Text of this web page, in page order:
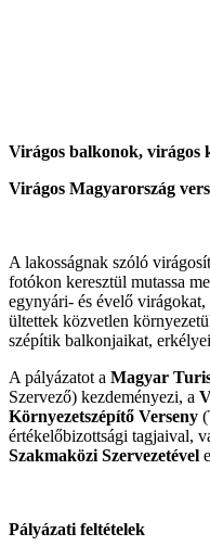
Virágos balkonok, virágos
Virágos Magyarország
A lakosságnak szóló
fotókon keresztül mutassa
egynyári- és évelő
ültettek közvetlen
szépítik balkonjaikat,
A pályázatot a Magyar
Szervező) kezdeményezi, a
Környezetszépítő Verseny
értékelőbizottsági tagjaival,
Szakmaközi Szervezetével
Pályázati feltételek